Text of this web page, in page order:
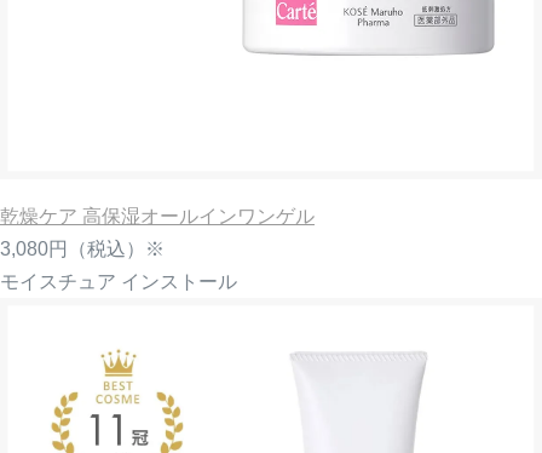
乾燥ケア 高保湿オールインワンゲル
3,080円
（税込）※
モイスチュア インストール